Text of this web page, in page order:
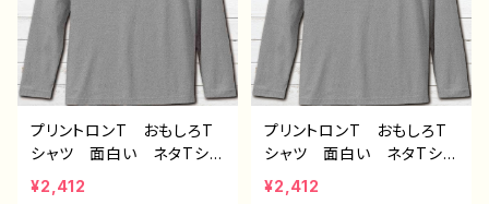
レー） 作：んごミック G-
6
ー） 作：んごミック G-6
プリントロンT おもしろT
シャツ 面白い ネタTシャ
ツ ユニーク 文字 かわ
いい メンズ レディー
¥2,412
プリントロンT おもしろT
シャツ 面白い ネタTシャ
ツ ユニーク 文字 かわ
いい メンズ レディー
¥2,412